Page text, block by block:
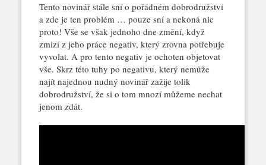
Tento novinář stále sní o pořádném dobrodružství
a zde je ten problém … pouze sní a nekoná nic
proto! Vše se však jednoho dne změní, když
zmizí z jeho práce negativ, který zrovna potřebuje
vyvolat. A pro tento negativ je ochoten objetovat
vše. Skrz této tuhy po negativu, který nemůže
najít najednou nudný novinář zažije tolik
dobrodružství, že si o tom mnozí můžeme nechat
jenom zdát.